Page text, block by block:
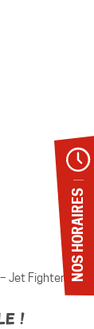
– Jet Fighter
!
NOS HORAIRES